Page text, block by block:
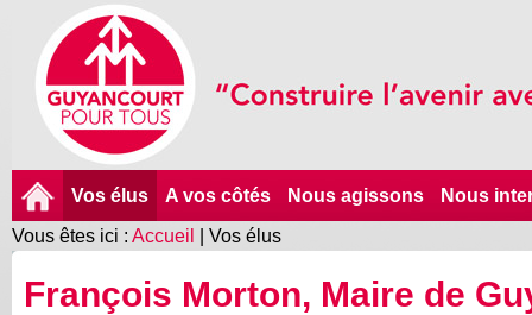
Vos élus A vos côtés Nous agissons
Nous
Vous êtes ici : Accueil Vos élus
François Morton, Maire de